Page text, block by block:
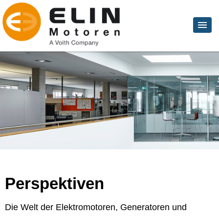
Perspektiven
Die Welt der Elektromotoren, Generatoren und